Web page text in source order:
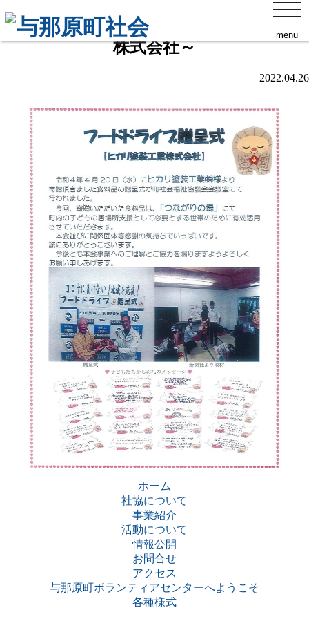
menu
フードドライブ贈呈式～ヒカリ塗装工業
株式会社～
2022.04.26
ホーム
社協について
事業紹介
活動について
情報公開
お問合せ
アクセス
与那原町ボランティアセンターへようこそ
各種様式